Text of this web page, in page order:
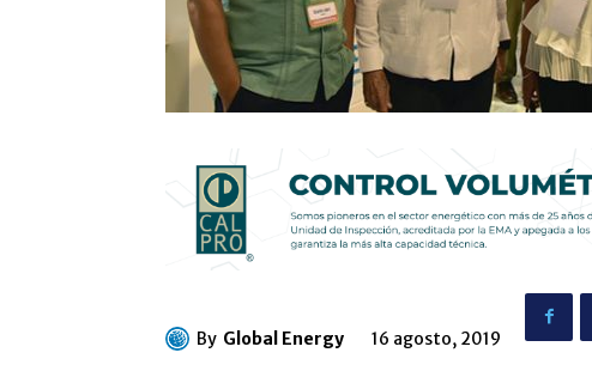
By Global Energy 16 agosto, 2019